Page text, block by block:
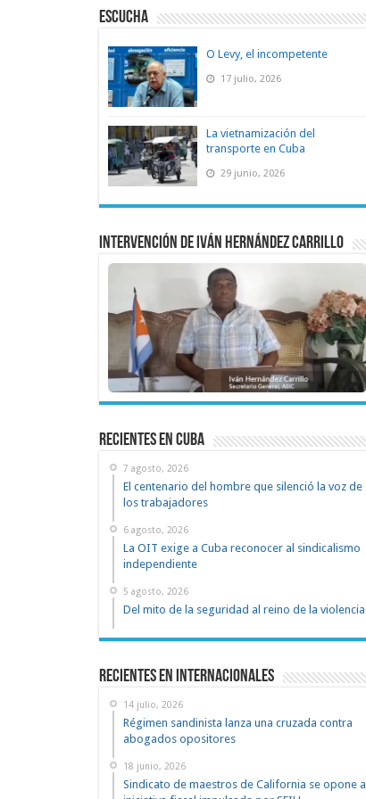
ESCUCHA
O Levy, el incompetente
17 julio, 2026
La vietnamización del
transporte en Cuba
29 junio, 2026
Intervención de Iván Hernández Carrillo
recientes en cuba
7 agosto, 2026
El centenario del hombre que silenció la voz de
los trabajadores
6 agosto, 2026
La OIT exige a Cuba reconocer al sindicalismo
independiente
5 agosto, 2026
Del mito de la seguridad al reino de la violencia
Recientes en Internacionales
14 julio, 2026
Régimen sandinista lanza una cruzada contra
abogados opositores
18 junio, 2026
Sindicato de maestros de California se opone a